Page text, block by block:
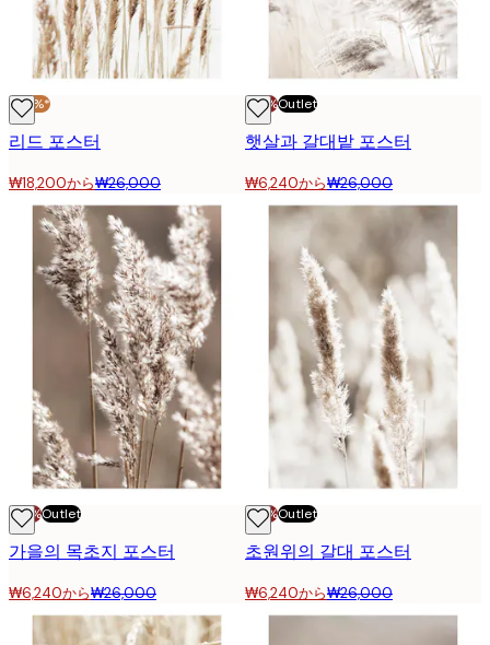
-30%*
리드 포스터
₩18,200から₩26,000
-70%Outlet
햇살과 갈대밭 포스터
₩6,240から₩26,000
-70%Outlet
가을의 목초지 포스터
₩6,240から₩26,000
-70%Outlet
초원위의 갈대 포스터
₩6,240から₩26,000